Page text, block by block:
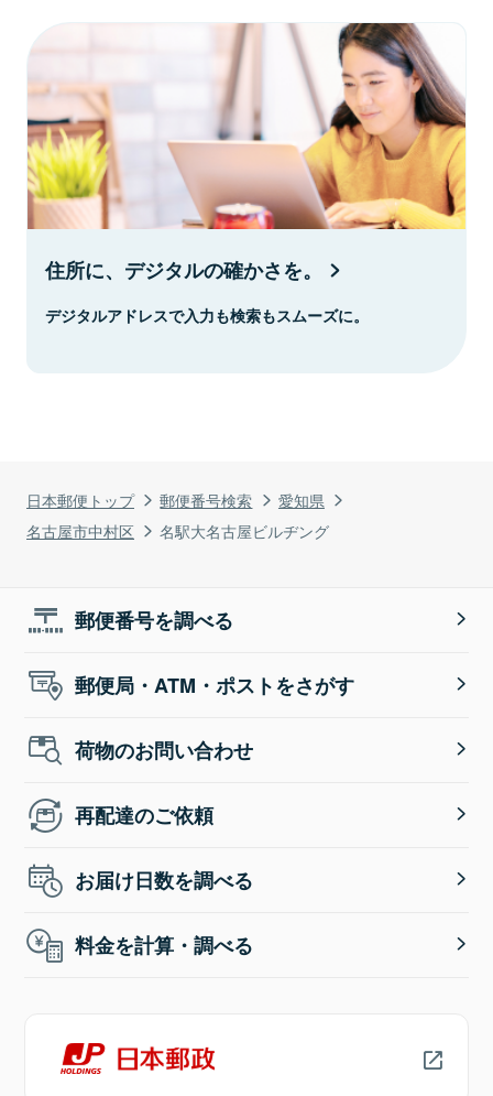
日本郵便トップ 郵便番号検索
愛知県
名古屋市中村区
名駅大名古屋ビルヂング
住所に、デジタルの確かさを。
デジタルアドレスで入力も検索もスムーズに。
郵便番号を調べる
郵便局・ATM・ポストをさがす
荷物のお問い合わせ
再配達のご依頼
お届け日数を調べる
料金を計算・調べる